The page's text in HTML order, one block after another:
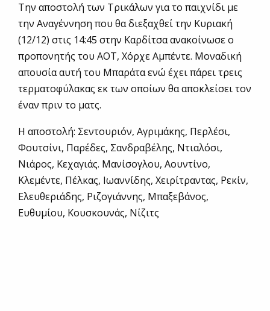
Την αποστολή των Τρικάλων για το παιχνίδι με
την Αναγέννηση που θα διεξαχθεί την Κυριακή
(12/12) στις 14:45 στην Καρδίτσα ανακοίνωσε ο
προπονητής του ΑΟΤ, Χόρχε Αμπέντε. Μοναδική
απουσία αυτή του Μπαράτα ενώ έχει πάρει τρεις
τερματοφύλακας εκ των οποίων θα αποκλείσει τον
έναν πριν το ματς.
Η αποστολή: Σεντουριόν, Αγριμάκης, Περλέσι,
Φουτσίνι, Παρέδες, Σανδραβέλης, Ντιαλόσι,
Νιάρος, Κεχαγιάς. Μανίσογλου, Αουντίνο,
Κλεμέντε, Πέλκας, Ιωαννίδης, Χειρίτραντας, Ρεκίν,
Ελευθεριάδης, Ριζογιάννης, Μπαξεβάνος,
Ευθυμίου, Κουσκουνάς, Νίζιτς